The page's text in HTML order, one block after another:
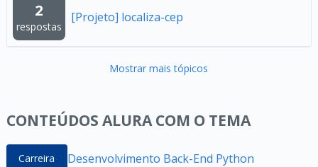
2
respostas
[Projeto] localiza-cep
Mostrar mais tópicos
CONTEÚDOS ALURA COM O TEMA
Carreira Desenvolvimento Back-End Python